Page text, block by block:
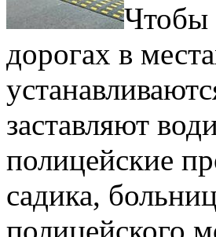
Чтобы
дорогах в
заставляют
полицейские
садика,
полицейского